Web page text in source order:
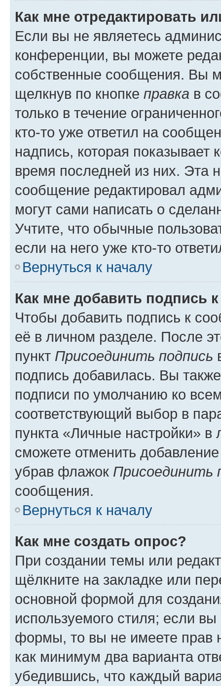
Как мне отредактировать
Если вы не являетесь
конференции, вы можете
собственные сообщения. Вы
щелкнув по кнопке правка в
только в течение
кто-то уже ответил на
надпись, которая показывает
время последней из них. Эта
сообщение редактировал
могут сами написать о
Учтите, что обычные
если на него уже кто-то
Вернуться к началу
Как мне добавить подпись
Чтобы добавить подпись к
её в личном разделе. После
пункт Присоединить подпись
подпись добавилась. Вы
подписи по умолчанию ко
соответствующий выбор в
пункта «Личные настройки»
сможете отменить
убрав флажок Присоединить
сообщения.
Вернуться к началу
Как мне создать опрос?
При создании темы или
щёлкните на закладке или
основной формой для
используемого стиля; если
формы, то вы не имеете прав
как минимум два варианта
убедившись, что каждый